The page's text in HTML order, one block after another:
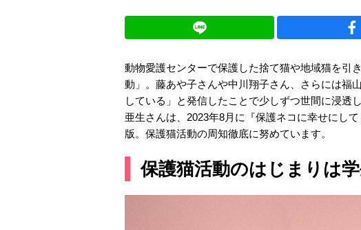
動物愛護センターで保護した捨て猫や地域猫を引
動」。藤あや子さんや中川翔子さん、さらには福
している」と発信したことで少しずつ世間に浸透
亜生さんは、2023年8月に『保護ネコに幸せにし
版。保護猫活動の周知徹底に努めています。
保護猫活動のはじまりは